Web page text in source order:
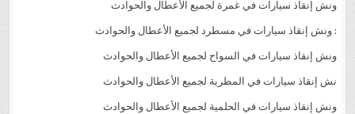
ونش إنقاذ سيارات في غمرة لجميع الأعطال والحوادث
: ونش إنقاذ سيارات في مسطرد لجميع الأعطال والحوادث
ونش إنقاذ سيارات في السواح لجميع الأعطال والحوادث
نش إنقاذ سيارات في المطرية لجميع الأعطال والحوادث
ونش إنقاذ سيارات في الحلمية لجميع الأعطال والحوادث